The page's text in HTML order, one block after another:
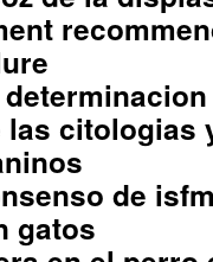
citologias
de
gatos